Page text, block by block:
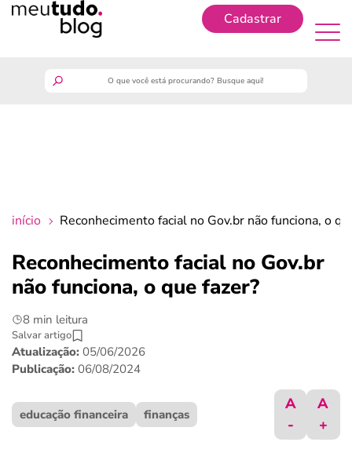
Cadastrar
crédito fácil
últimas notícias
ferramentas
início Reconhecimento facial no Gov.br não funciona, o
Reconhecimento facial no Gov.br
não funciona, o que fazer?
8 min leitura
Salvar artigo
Atualização: 05/06/2026
Publicação: 06/08/2024
educação financeira finanças
A
-
A
+